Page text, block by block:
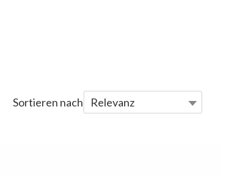
Sortieren nach Relevanz